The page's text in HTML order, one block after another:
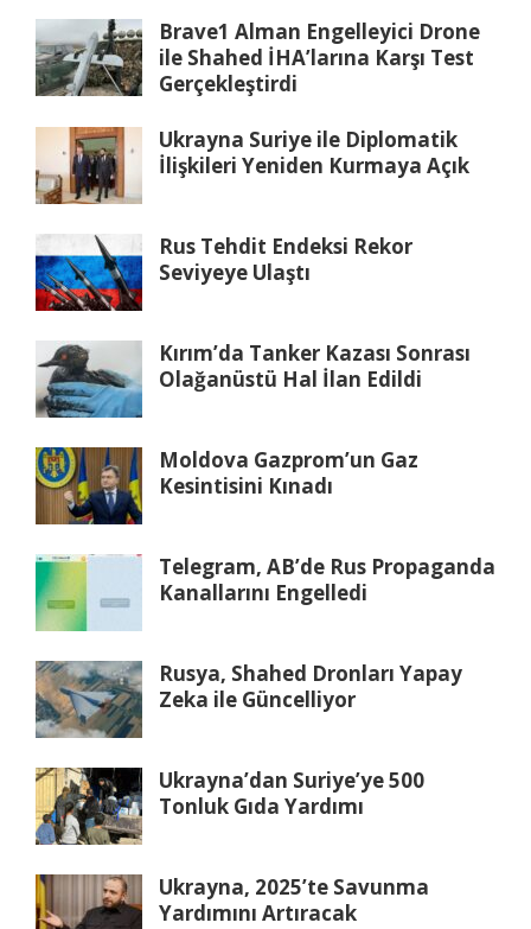
Brave1 Alman Engelleyici Drone
ile Shahed İHA’larına Karşı Test
Gerçekleştirdi
Ukrayna Suriye ile Diplomatik
İlişkileri Yeniden Kurmaya Açık
Rus Tehdit Endeksi Rekor
Seviyeye Ulaştı
Kırım’da Tanker Kazası Sonrası
Olağanüstü Hal İlan Edildi
Moldova Gazprom’un Gaz
Kesintisini Kınadı
Telegram, AB’de Rus Propaganda
Kanallarını Engelledi
Rusya, Shahed Dronları Yapay
Zeka ile Güncelliyor
Ukrayna’dan Suriye’ye 500
Tonluk Gıda Yardımı
Ukrayna, 2025’te Savunma
Yardımını Artıracak